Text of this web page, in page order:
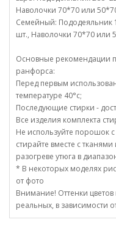
Наволочки 70*70 или
Семейный: Пододеяльник
шт., Наволочки 70*70 или
Основные рекомендации
ранфорса:
Перед первым
температуре 40°c;
Последующие стирки -
Все изделия комплекта
Не используйте порошок
стирайте вместе с
разогреве утюга в
* В некоторых моделях
от фото
Внимание! Оттенки цветов
реальных, в зависимости